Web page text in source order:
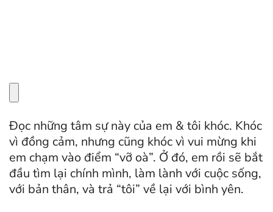
Đọc những tâm sự này của em & tôi khóc. Khóc
vì đồng cảm, nhưng cũng khóc vì vui mừng khi
em chạm vào điểm “vỡ oà”. Ở đó, em rồi sẽ bắt
đầu tìm lại chính mình, làm lành với cuộc sống,
với bản thân, và trả “tôi” về lại với bình yên.